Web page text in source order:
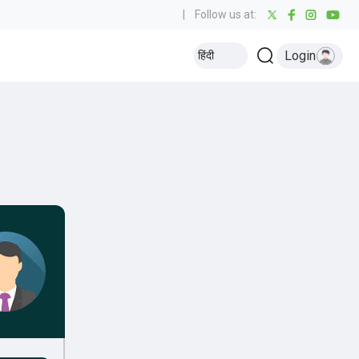
Follow us at:
हिंदी Login